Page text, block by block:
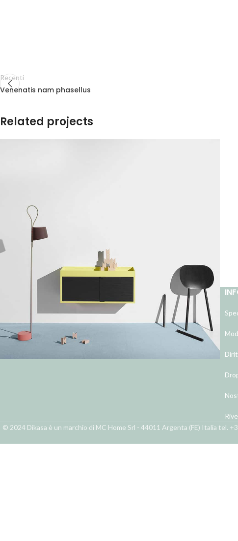
Recenti
Venenatis nam phasellus
Related projects
+39 0532 804485
Email:ordini@dikasa.it
© 2024 Dikasa è un marchio di MC Home Srl - 44011 Argenta (FE) Italia tel.